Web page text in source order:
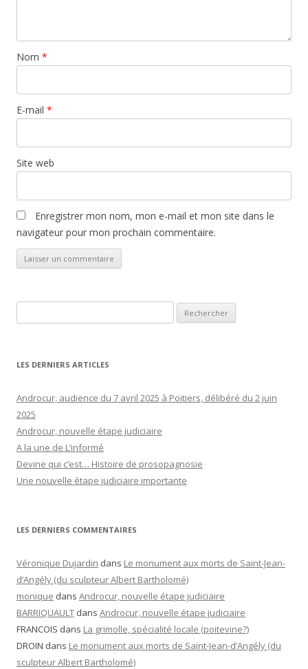
Nom *
E-mail *
Site web
Enregistrer mon nom, mon e-mail et mon site dans le
navigateur pour mon prochain commentaire.
LES DERNIERS ARTICLES
Androcur, audience du 7 avril 2025 à Poitiers, délibéré du 2 juin
2025
Androcur, nouvelle étape judiciaire
A la une de L’informé
Devine qui c’est… Histoire de prosopagnosie
Une nouvelle étape judiciaire importante
LES DERNIERS COMMENTAIRES
Véronique Dujardin dans Le monument aux morts de Saint-Jean-
d’Angély (du sculpteur Albert Bartholomé)
monique dans Androcur, nouvelle étape judiciaire
BARRIQUAULT dans Androcur, nouvelle étape judiciaire
FRANCOIS dans La grimolle, spécialité locale (poitevine?)
DROIN dans Le monument aux morts de Saint-Jean-d’Angély (du
sculpteur Albert Bartholomé)